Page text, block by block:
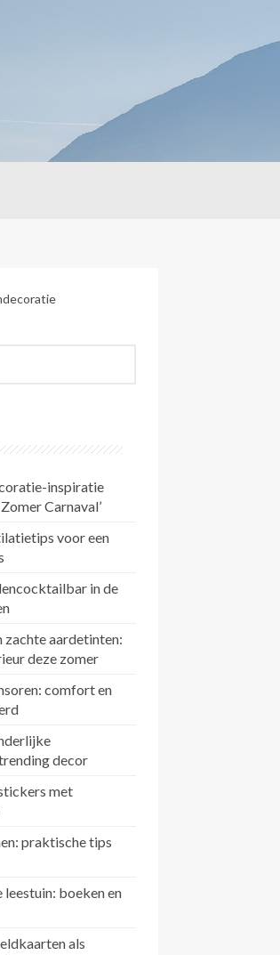
inspiratie
Carnaval’
voor een
in de
zachte aardetinten:
deze zomer
comfort en
decor
met
praktische tips
leestuin: boeken en
als